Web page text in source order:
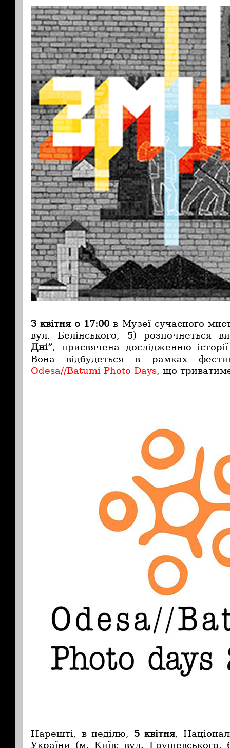
З квітня о 17:00 в Музеї сучасного
вул. Белінського, 5) розпочнеться
Дні”, присвячена дослідженню
Вона відбудеться в рамках
Odesa//Batumi Photo Days, що
Нарешті, в неділю, 5 квітня,
України (м. Київ; вул.